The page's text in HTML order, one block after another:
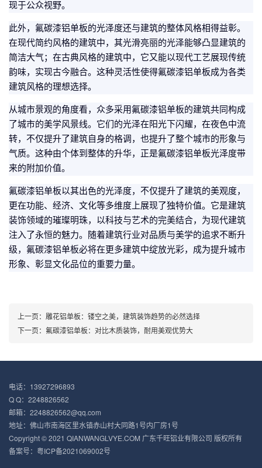
现于公众视野。
此外，氟碳漆铝单板的光泽度还与建筑的整体风格相得益彰。
在现代简约风格的建筑中，其光滑亮丽的光泽能够凸显建筑的
简洁大气；在古典风格的建筑中，它又能以现代工艺展现传统
韵味，实现古今融合。这种灵活性使得氟碳漆铝单板成为各类
建筑风格的理想选择。
从城市景观的角度看，众多采用氟碳漆铝单板的建筑共同构成
了城市的美学风景线。它们的光泽在阳光下闪耀，在夜色中流
转，不仅提升了建筑自身的格调，也提升了整个城市的形象与
气质。这种由个体到整体的升华，正是氟碳漆铝单板光泽度带
来的附加价值。
氟碳漆铝单板以其出色的光泽度，不仅提升了建筑的美观度，
更在功能、经济、文化等多维度上展现了独特价值。它是建筑
装饰领域的璀璨明珠，以科技与艺术的完美结合，为现代建筑
注入了永恒的魅力。随着建筑行业对品质与美学的追求不断升
级，氟碳漆铝单板必将在更多建筑中绽放光彩，成为提升城市
形象、彰显文化品位的重要力量。
上一页： 雕花铝单板：镂空之美，建筑装饰趋势的必然选择
下一页： 氟碳漆铝单板：对比木质装饰，耐用美观优势大
电话：13927296893
Q Q：2248826562
邮箱：2248826562@qq.com
地址：佛山市南海区里水镇赤山村大同路1号内厂房1号
Copyright © 2021 QIANWANGLVYE.COM 广东千旺铝业有限公司 版权所有
备案号： 粤ICP备2021069002号